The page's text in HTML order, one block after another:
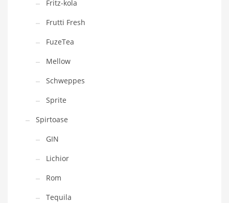
Fritz-kola
Frutti Fresh
FuzeTea
Mellow
Schweppes
Sprite
Spirtoase
GIN
Lichior
Rom
Tequila